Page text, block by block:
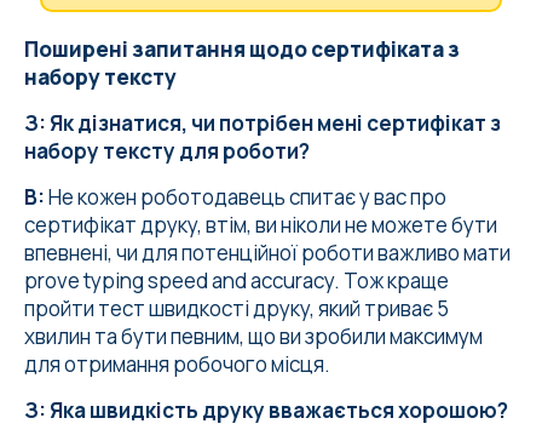
Поширені запитання щодо сертифіката з
набору тексту
З: Як дізнатися, чи потрібен мені сертифікат з
набору тексту для роботи?
В:Не кожен роботодавець спитає у вас про
сертифікат друку, втім, ви ніколи не можете бути
впевнені, чи для потенційної роботи важливо мати
prove typing speed and accuracy. Тож краще
пройти тест швидкості друку, який триває 5
хвилин та бути певним, що ви зробили максимум
для отримання робочого місця.
З: Яка швидкість друку вважається хорошою?